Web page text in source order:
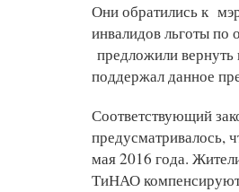
Они обратились к
инвалидов льготы по
предложили
поддержал данное
Соответствующий
предусматривалось,
мая 2016 года.
ТиНАО компенсируют